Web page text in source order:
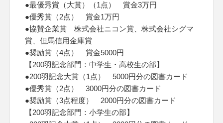
●最優秀賞（大賞）（1点） 賞金3万円
●優秀賞（2点） 賞金1万円
●協賛企業賞 株式会社ニコン賞、株式会社シグマ
賞、但馬信用金庫賞
●奨励賞（4点） 賞金5000円
【200羽記念部門：中学生・高校生の部】
●200羽記念大賞（1点） 5000円分の図書カード
●優秀賞（2点） 3000円分の図書カード
●奨励賞（3点程度） 2000円分の図書カード
【200羽記念部門：小学生の部】